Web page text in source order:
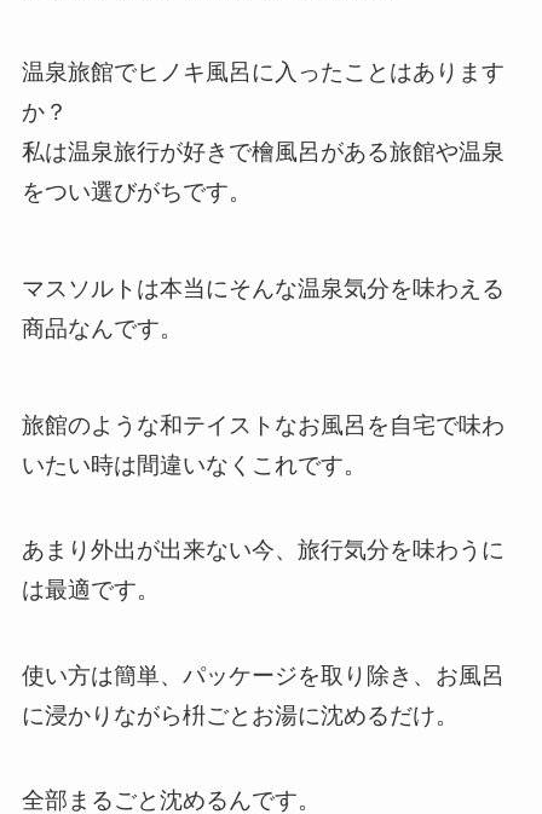
温泉旅館でヒノキ風呂に入ったことはあります
か？
私は温泉旅行が好きで檜風呂がある旅館や温泉
をつい選びがちです。
マスソルトは本当にそんな温泉気分を味わえる
商品なんです。
旅館のような和テイストなお風呂を自宅で味わ
いたい時は間違いなくこれです。
あまり外出が出来ない今、旅行気分を味わうに
は最適です。
使い方は簡単、パッケージを取り除き、お風呂
に浸かりながら枡ごとお湯に沈めるだけ。
全部まるごと沈めるんです。